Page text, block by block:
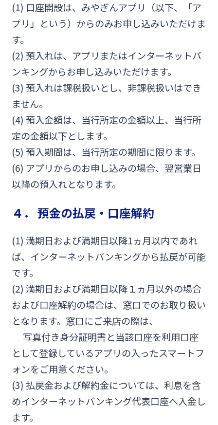
お問い合わせ先一覧
(1) 口座開設は、みやぎんアプリ（以下、「ア
プリ」という）からのみお申し込みいただけま
す。
(2) 預入れは、アプリまたはインターネットバ
ンキングからお申し込みいただけます。
(3) 預入れは課税扱いとし、非課税扱いはでき
ません。
(4) 預入金額は、当行所定の金額以上、当行所
定の金額以下とします。
(5) 預入期間は、当行所定の期間に限ります。
(6) アプリからのお申し込みの場合、翌営業日
以降の預入れとなります。
４． 預金の払戻・口座解約
(1) 満期日および満期日以降1ヵ月以内であれ
ば、インターネットバンキングから払戻が可能
です。
(2) 満期日および満期日以降１ヵ月以外の場合
および口座解約の場合は、窓口でのお取り扱い
となります。窓口にご来店の際は、
写真付き身分証明書と当該口座を利用口座
として登録しているアプリの入ったスマートフ
ォンをご用意ください。
(3) 払戻金および解約金については、利息を含
めインターネットバンキング代表口座へ入金し
ます。